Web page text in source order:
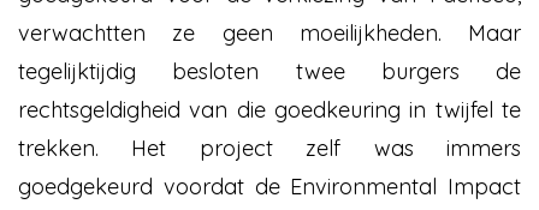
verwachtten ze geen moeilijkheden. Maar
tegelijktijdig besloten twee burgers de
rechtsgeldigheid van die goedkeuring in twijfel te
trekken. Het project zelf was immers
goedgekeurd voordat de Environmental Impact